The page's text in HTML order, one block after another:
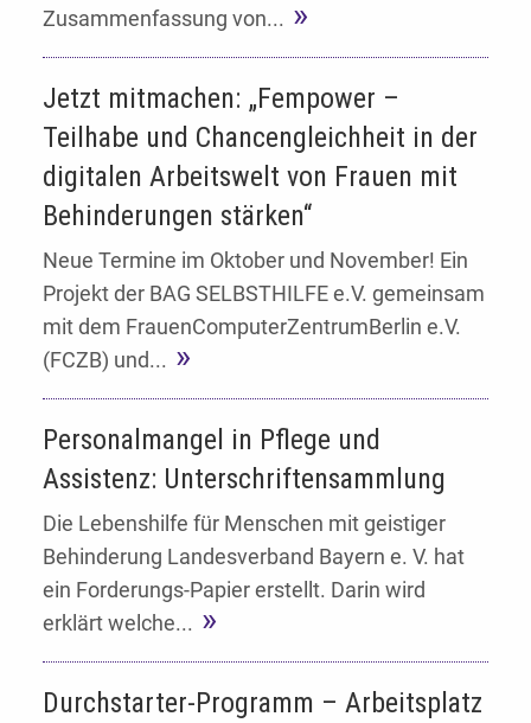
Zusammenfassung von...
Jetzt mitmachen: „Fempower –
Teilhabe und Chancengleichheit in der
digitalen Arbeitswelt von Frauen mit
Behinderungen stärken“
Neue Termine im Oktober und November! Ein
Projekt der BAG SELBSTHILFE e.V. gemeinsam
mit dem FrauenComputerZentrumBerlin e.V.
(FCZB) und...
Personalmangel in Pflege und
Assistenz: Unterschriftensammlung
Die Lebenshilfe für Menschen mit geistiger
Behinderung Landesverband Bayern e. V. hat
ein Forderungs-Papier erstellt. Darin wird
erklärt welche...
Durchstarter-Programm – Arbeitsplatz